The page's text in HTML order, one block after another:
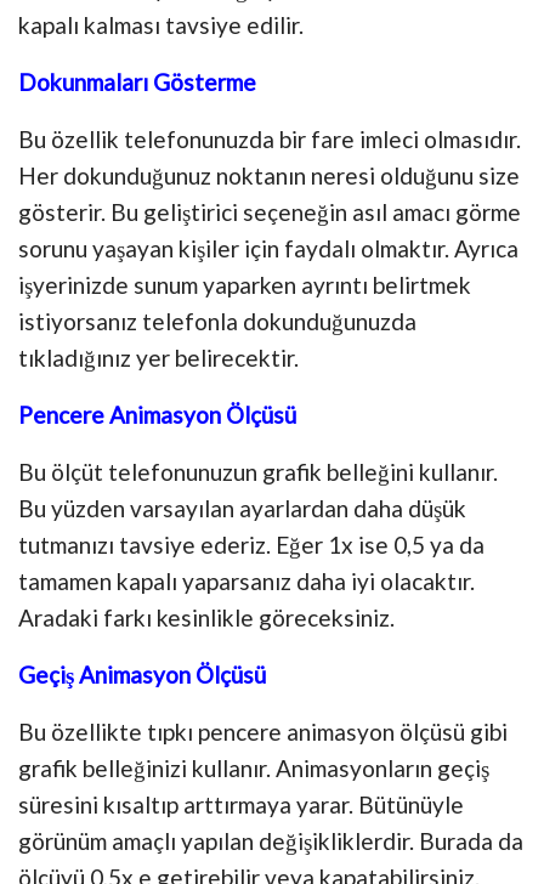
kapalı kalması tavsiye edilir.
Dokunmaları Gösterme
Bu özellik telefonunuzda bir fare imleci olmasıdır.
Her dokunduğunuz noktanın neresi olduğunu size
gösterir. Bu geliştirici seçeneğin asıl amacı görme
sorunu yaşayan kişiler için faydalı olmaktır. Ayrıca
işyerinizde sunum yaparken ayrıntı belirtmek
istiyorsanız telefonla dokunduğunuzda
tıkladığınız yer belirecektir.
Pencere Animasyon Ölçüsü
Bu ölçüt telefonunuzun grafik belleğini kullanır.
Bu yüzden varsayılan ayarlardan daha düşük
tutmanızı tavsiye ederiz. Eğer 1x ise 0,5 ya da
tamamen kapalı yaparsanız daha iyi olacaktır.
Aradaki farkı kesinlikle göreceksiniz.
Geçiş Animasyon Ölçüsü
Bu özellikte tıpkı pencere animasyon ölçüsü gibi
grafik belleğinizi kullanır. Animasyonların geçiş
süresini kısaltıp arttırmaya yarar. Bütünüyle
görünüm amaçlı yapılan değişikliklerdir. Burada da
ölçüyü 0,5x e getirebilir veya kapatabilirsiniz.